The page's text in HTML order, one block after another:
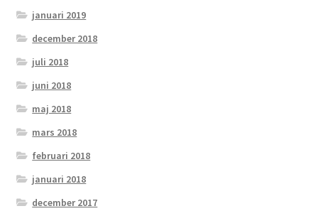
januari 2019
december 2018
juli 2018
juni 2018
maj 2018
mars 2018
februari 2018
januari 2018
december 2017